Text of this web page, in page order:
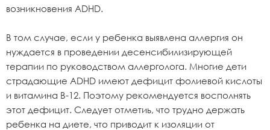
возникновения ADHD.
В том случае, если у ребенка выявлена аллергия он
нуждается в проведении десенсибилизирующей
терапии по руководством аллерголога. Многие дети
страдающие ADHD имеют дефицит фолиевой кислоты
и витамина B-12. Поэтому рекомендуется восполнять
этот дефицит. Следует отметиь, что трудно держать
ребенка на диете, что приводит к изоляции от